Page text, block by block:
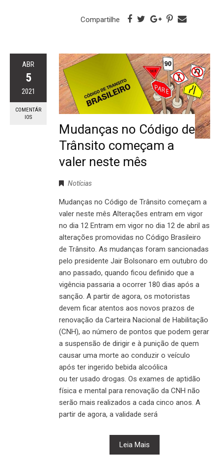
Compartilhe
ABR
5
2021
COMENTÁR
IOS
Mudanças no Código de
Trânsito começam a
valer neste mês
Notícias
Mudanças no Código de Trânsito começam a
valer neste mês Alterações entram em vigor
no dia 12 Entram em vigor no dia 12 de abril as
alterações promovidas no Código Brasileiro
de Trânsito. As mudanças foram sancionadas
pelo presidente Jair Bolsonaro em outubro do
ano passado, quando ficou definido que a
vigência passaria a ocorrer 180 dias após a
sanção. A partir de agora, os motoristas
devem ficar atentos aos novos prazos de
renovação da Carteira Nacional de Habilitação
(CNH), ao número de pontos que podem gerar
a suspensão de dirigir e à punição de quem
causar uma morte ao conduzir o veículo
após ter ingerido bebida alcoólica
ou ter usado drogas. Os exames de aptidão
física e mental para renovação da CNH não
serão mais realizados a cada cinco anos. A
partir de agora, a validade será
Leia Mais